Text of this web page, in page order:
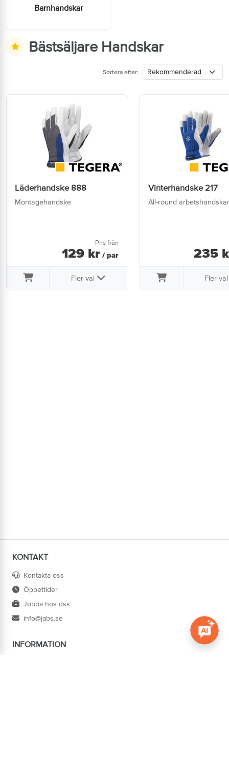
Barnhandskar
Bästsäljare Handskar
Sortera efter:
Läderhandske 888
Montagehandske
Pris från
129 kr / par
Fler val
Vinterhandske 217
All-round
235
Fler
KONTAKT
Kontakta oss
Öppettider
Jobba hos oss
info@jabs.se
INFORMATION